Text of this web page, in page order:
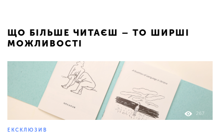
ЩО БІЛЬШЕ ЧИТАЄШ – ТО ШИРШІ
МОЖЛИВОСТІ
267
ЕКСКЛЮЗИВ